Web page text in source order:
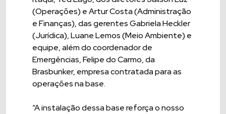
(Operações) e Artur Costa (Administração
e Finanças), das gerentes Gabriela Heckler
(Jurídica), Luane Lemos (Meio Ambiente) e
equipe, além do coordenador de
Emergências, Felipe do Carmo, da
Brasbunker, empresa contratada para as
operações na base.
“A instalação dessa base reforça o nosso